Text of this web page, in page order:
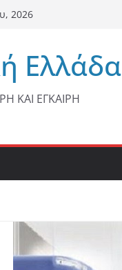
2026
Ελλάδα
ΚΑΙ ΕΓΚΑΙΡΗ